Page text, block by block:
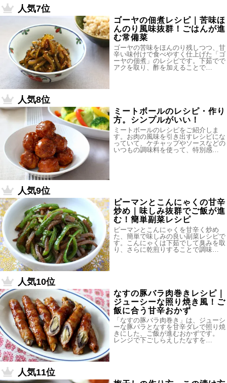
人気7位
ゴーヤの佃煮レシピ｜苦味ほ
んのり風味抜群！ごはんが進
む常備菜
ゴーヤの苦味をほんのり残しつつ、甘
辛い味付けで食べやすく仕上げた「ゴ
ーヤの佃煮」のレシピです。下茹でで
アクを取り、酢を加えることで…
人気8位
ミートボールのレシピ・作り
方。シンプルがいい！
ミートボールのレシピをご紹介しま
す。お肉の風味を引き出すレシピにな
っていて、ケチャップやソースなどの
いつもの調味料を使って、特別感…
人気9位
ピーマンとこんにゃくの甘辛
炒め｜味しみ抜群でご飯が進
む！簡単副菜レシピ
ピーマンとこんにゃくを甘辛く炒め
た、簡単で味しみの良い副菜レシピで
す。こんにゃくは下茹でして臭みを取
り、さらに乾煎りすることで調味…
人気10位
なすの豚バラ肉巻きレシピ｜
ジューシーな照り焼き風！ご
飯に合う甘辛おかず
「なすの豚バラ肉巻き」は、ジューシ
ーな豚バラとなすを甘辛ダレで照り焼
きにした、ご飯が進むおかずです。
レンジで下ごしらえしたなすを…
人気11位